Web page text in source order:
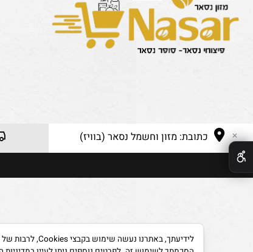
כתובת: מזון וחשמל נסאר (בוויז)